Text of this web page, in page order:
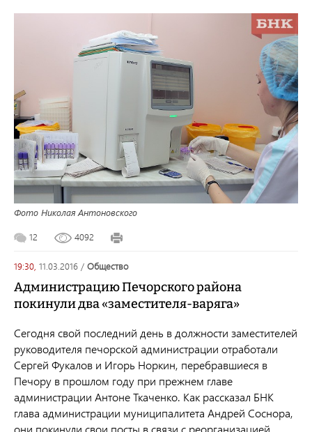
Фото Николая Антоновского
12 4092
19:30, 11.03.2016 / общество
Администрацию Печорского района
покинули два «заместителя-варяга»
Сегодня свой последний день в должности заместителей
руководителя печорской администрации отработали
Сергей Фукалов и Игорь Норкин, перебравшиеся в
Печору в прошлом году при прежнем главе
администрации Антоне Ткаченко. Как рассказал БНК
глава администрации муниципалитета Андрей Соснора,
они покинули свои посты в связи с реорганизацией